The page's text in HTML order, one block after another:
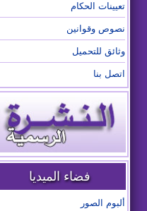
تعيينات الحكام
نصوص وقوانين
وثائق للتحميل
اتصل بنا
فضاء الميديا
ألبوم الصور